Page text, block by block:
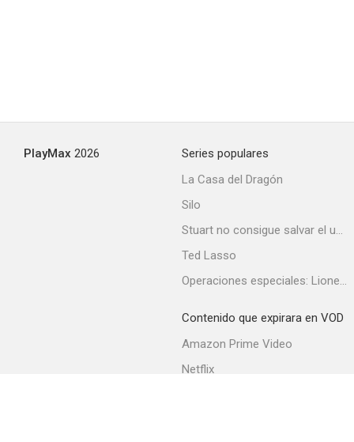
PlayMax 2026
Series populares
La Casa del Dragón
Silo
Stuart no consigue salvar el universo
Ted Lasso
Operaciones especiales: Lioness
Contenido que expirara en VOD
Amazon Prime Video
Netflix